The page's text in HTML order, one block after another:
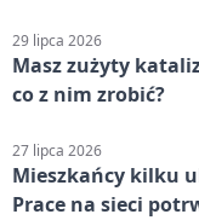
29 lipca 2026
Masz zużyty
co z nim zrobić?
27 lipca 2026
Mieszkańcy kilku
Prace na sieci